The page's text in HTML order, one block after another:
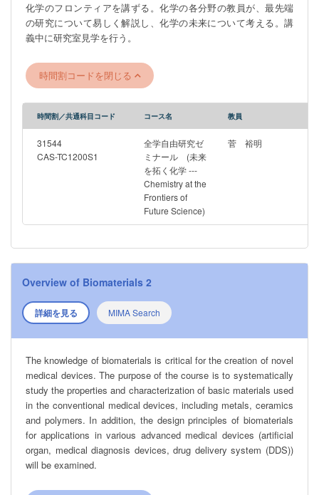
化学のフロンティアを講ずる。化学の各分野の教員が、最先端
の研究について易しく解説し、化学の未来について考える。講
義中に研究室見学を行う。
時間割コードを閉じる
時間割／共通科目コード コース名 教員
31544
CAS-TC1200S1
全学自由研究ゼ
ミナール (未来
を拓く化学 ---
Chemistry at the
Frontiers of
Future Science)
菅 裕明
Overview of Biomaterials 2
詳細を見る MIMA Search
The knowledge of biomaterials is critical for the creation of novel
medical devices. The purpose of the course is to systematically
study the properties and characterization of basic materials used
in the conventional medical devices, including metals, ceramics
and polymers. In addition, the design principles of biomaterials
for applications in various advanced medical devices (artificial
organ, medical diagnosis devices, drug delivery system (DDS))
will be examined.